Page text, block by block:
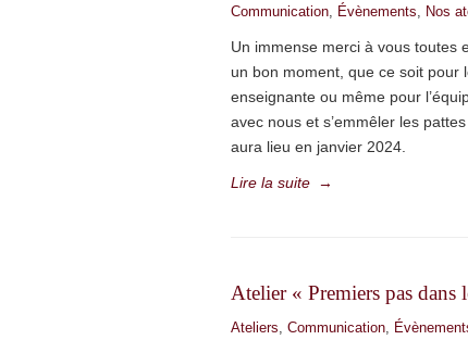
Communication, Évènements, Nos
Un immense merci à vous toutes
un bon moment, que ce soit pour
enseignante ou même pour
avec nous et s’emmêler les
aura lieu en janvier 2024.
Lire la suite →
Atelier « Premiers pas
Ateliers, Communication,